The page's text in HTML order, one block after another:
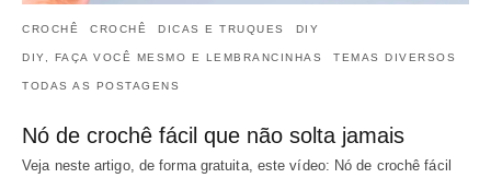
CROCHÊ CROCHÊ DICAS E TRUQUES DIY
DIY, FAÇA VOCÊ MESMO E LEMBRANCINHAS TEMAS DIVERSOS
TODAS AS POSTAGENS
Nó de crochê fácil que não solta jamais
Veja neste artigo, de forma gratuita, este vídeo: Nó de crochê fácil